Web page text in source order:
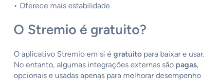
• Oferece mais estabilidade
O Stremio é gratuito?
O aplicativo Stremio em si é gratuito para baixar e usar.
No entanto, algumas integrações externas são pagas,
opcionais e usadas apenas para melhorar desempenho